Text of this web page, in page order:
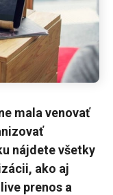
mala venovať
nájdete všetky
ako aj
prenos a